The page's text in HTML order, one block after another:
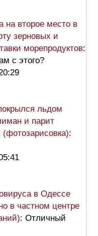
на второе место в
зерновых и
морепродуктов:
с этого?
льдом
и парит
:
в Одессе
в частном центре
: Отличный